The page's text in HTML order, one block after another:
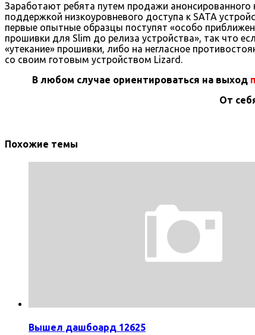
Заработают ребята путем продажи анонсированного
поддержкой низкоуровневого доступа к SATA
первые опытные образцы поступят «особо
прошивки для Slim до релиза устройства», так что
«утекание» прошивки, либо на негласное
со своим готовым устройством Lizard.
В любом случае ориентироваться на выход
От
Похожие темы
Вышел дашбоард 12625